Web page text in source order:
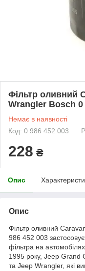
Фільтр оливний
Wrangler Bosch 0
Немає в наявності
Код: 0 986 452 003
228 ₴
Опис
Опис
Фільтр оливний
986 452 003
фільтра на
1995 року, Jeep Grand
та Jeep Wrangler, які